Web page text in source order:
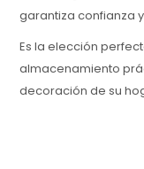
garantiza confianza
Es la elección
almacenamiento
decoración de su